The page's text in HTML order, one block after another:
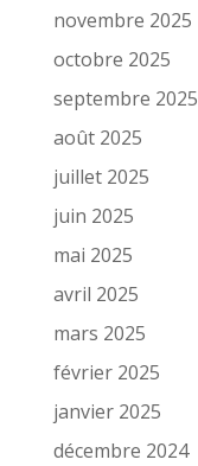
novembre 2025
octobre 2025
septembre 2025
août 2025
juillet 2025
juin 2025
mai 2025
avril 2025
mars 2025
février 2025
janvier 2025
décembre 2024